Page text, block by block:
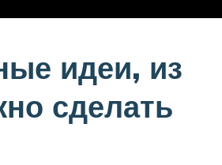
идеи, из
сделать